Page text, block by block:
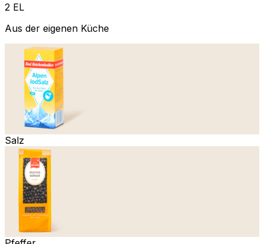
2 EL
Aus der eigenen Küche
Salz